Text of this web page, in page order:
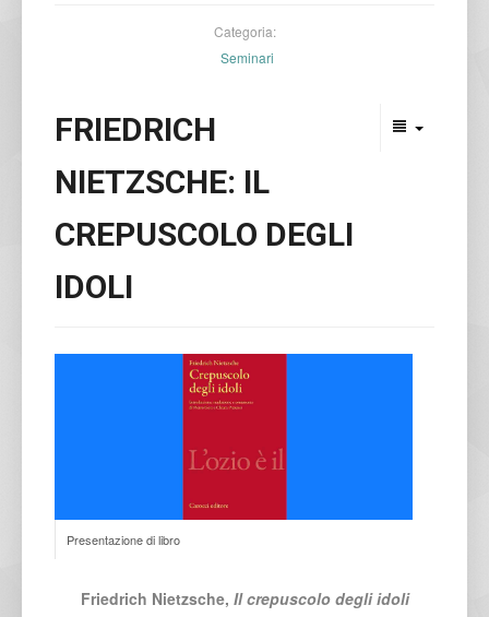
Categoria:
Seminari
FRIEDRICH
NIETZSCHE: IL
CREPUSCOLO DEGLI
IDOLI
Presentazione di libro
Friedrich Nietzsche, Il crepuscolo degli idoli